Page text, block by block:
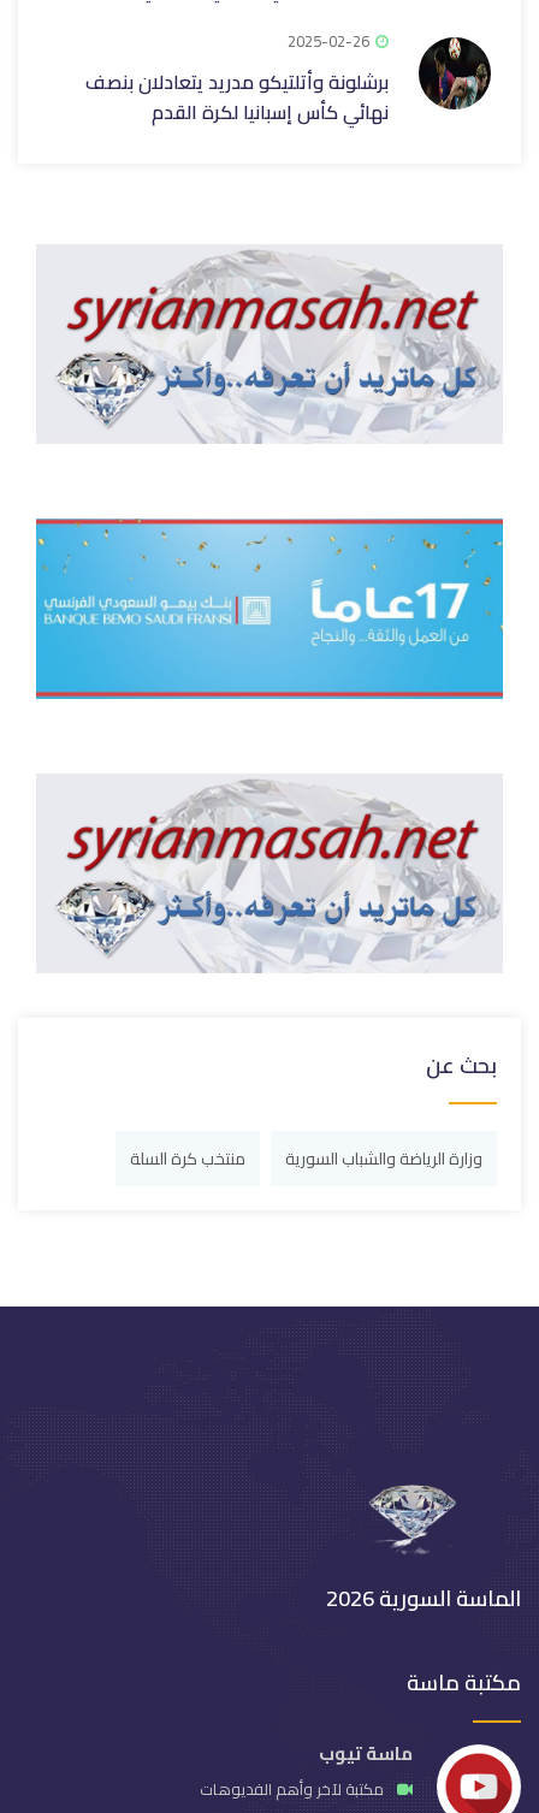
2025-02-26
برشلونة وأتلتيكو مدريد يتعادلان بنصف
نهائي كأس إسبانيا لكرة القدم
بحث عن
وزارة الرياضة والشباب السورية منتخب كرة السلة
الماسة السورية 2026
مكتبة ماسة
ماسة تيوب
مكتبة لآخر وأهم الفديوهات